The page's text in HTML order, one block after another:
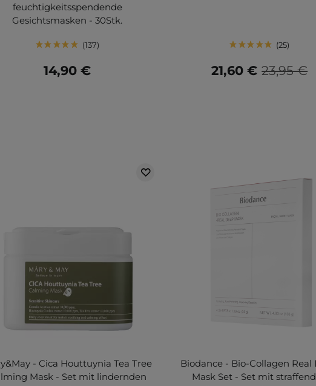
feuchtigkeitsspendende
Gesichtsmasken - 30Stk.
137
14,90 €
25
23,95 €
21,60 €
- Cica Houttuynia Tea Tree
Mask - Set mit lindernden
Biodance - Bio-Collagen Real
Mask Set - Set mit